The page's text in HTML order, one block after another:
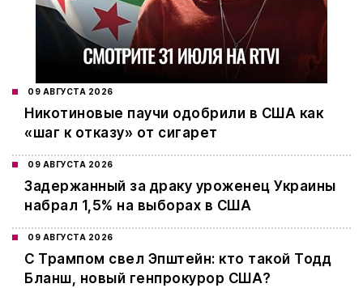
09 АВГУСТА 2026
Никотиновые паучи одобрили в США как
«шаг к отказу» от сигарет
09 АВГУСТА 2026
Задержанный за драку уроженец Украины
набрал 1,5% на выборах в США
09 АВГУСТА 2026
С Трампом свел Эпштейн: кто такой Тодд
Бланш, новый генпрокурор США?